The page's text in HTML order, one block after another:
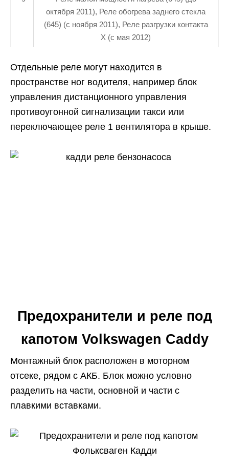
октября 2011), Реле обогрева заднего стекла
(645) (с ноября 2011), Реле разгрузки контакта
X (с мая 2012)
Отдельные реле могут находится в
пространстве ног водителя, например блок
управления дистанционного управления
противоугонной сигнализации такси или
переключающее реле 1 вентилятора в крыше.
Предохранители и реле под
капотом Volkswagen Caddy
Монтажный блок расположен в моторном
отсеке, рядом с АКБ. Блок можно условно
разделить на части, основной и части с
плавкими вставками.